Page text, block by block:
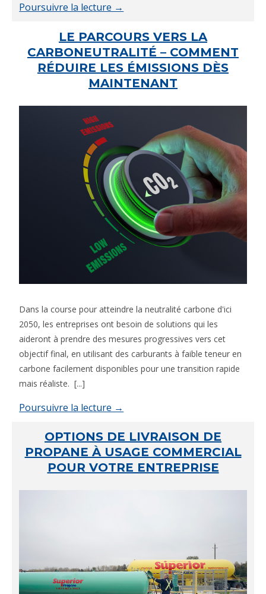
Poursuivre la lecture →
LE PARCOURS VERS LA
CARBONEUTRALITÉ – COMMENT
RÉDUIRE LES ÉMISSIONS DÈS
MAINTENANT
Dans la course pour atteindre la neutralité carbone d'ici
2050, les entreprises ont besoin de solutions qui les
aideront à prendre des mesures progressives vers cet
objectif final, en utilisant des carburants à faible teneur en
carbone facilement disponibles pour une transition rapide
mais réaliste. [...]
Poursuivre la lecture →
OPTIONS DE LIVRAISON DE
PROPANE À USAGE COMMERCIAL
POUR VOTRE ENTREPRISE